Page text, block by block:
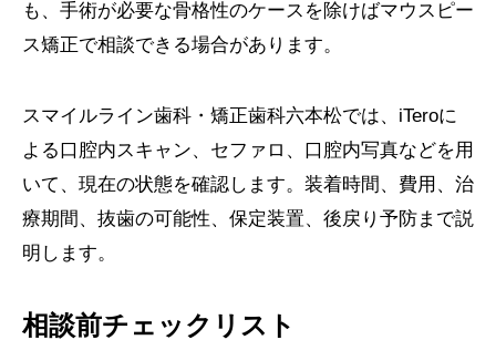
も、手術が必要な骨格性のケースを除けばマウスピー
ス矯正で相談できる場合があります。
スマイルライン歯科・矯正歯科六本松では、iTeroに
よる口腔内スキャン、セファロ、口腔内写真などを用
いて、現在の状態を確認します。装着時間、費用、治
療期間、抜歯の可能性、保定装置、後戻り予防まで説
明します。
相談前チェックリスト